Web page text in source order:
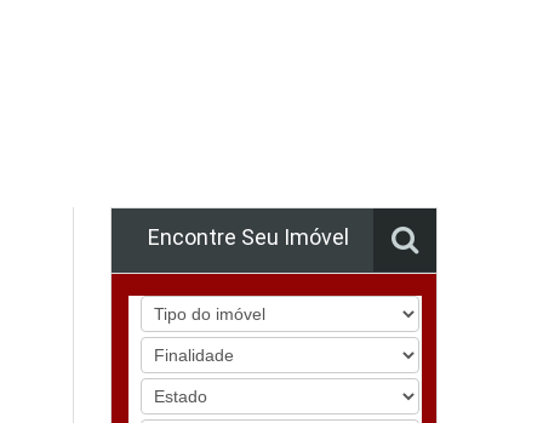
Encontre Seu Imóvel